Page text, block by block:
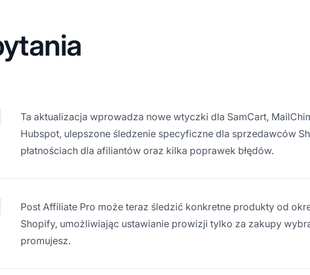
Ta aktualizacja wprowadza nowe wtyczki dla SamCart,
Hubspot, ulepszone śledzenie specyficzne dla sprzedawców
płatnościach dla afiliantów oraz kilka poprawek błędów.
Post Affiliate Pro może teraz śledzić konkretne produkty od
Shopify, umożliwiając ustawianie prowizji tylko za zakupy
promujesz.